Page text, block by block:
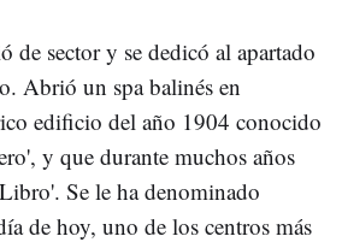
de sector y se dedicó al apartado
Abrió un spa balinés en
edificio del año 1904 conocido
y que durante muchos años
Se le ha denominado
de hoy, uno de los centros más